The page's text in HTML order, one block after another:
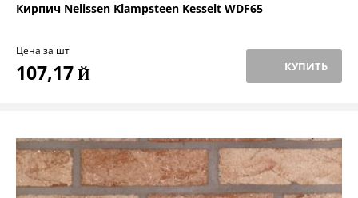
Кирпич Nelissen Klampsteen Kesselt WDF65
Цена за шт
107,17 Й КУПИТЬ